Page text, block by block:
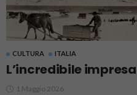
CULTURA ITALIA
L’incredibile
1 Maggio 2026